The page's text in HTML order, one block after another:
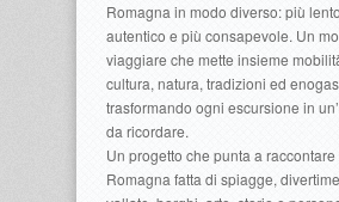
Romagna in modo diverso: più
autentico e più consapevole. Un
viaggiare che mette insieme
cultura, natura, tradizioni ed
trasformando ogni escursione in
da ricordare.
Un progetto che punta a raccontare
Romagna fatta di spiagge,